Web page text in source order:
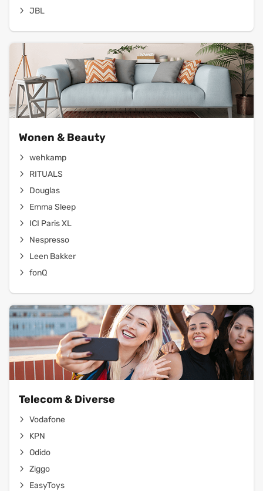
JBL
Wonen & Beauty
wehkamp
RITUALS
Douglas
Emma Sleep
ICI Paris XL
Nespresso
Leen Bakker
fonQ
Telecom & Diverse
Vodafone
KPN
Odido
Ziggo
EasyToys